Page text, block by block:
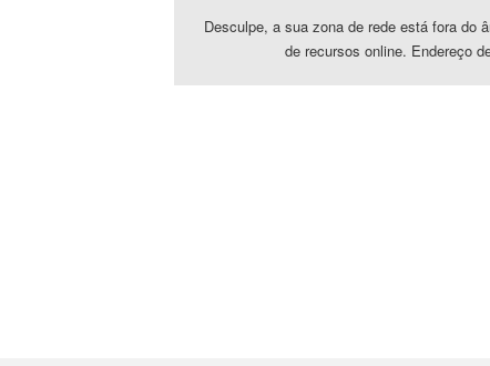
Desculpe, a sua zona de rede está fora do
de recursos online. Endereço